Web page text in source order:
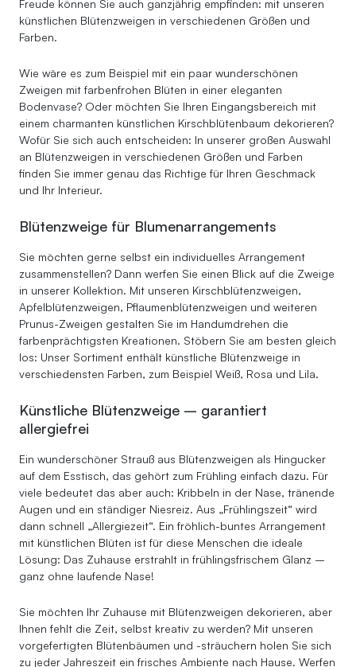
Freude können Sie auch ganzjährig empfinden: mit unseren
künstlichen Blütenzweigen in verschiedenen Größen und
Farben.
Wie wäre es zum Beispiel mit ein paar wunderschönen
Zweigen mit farbenfrohen Blüten in einer eleganten
Bodenvase? Oder möchten Sie Ihren Eingangsbereich mit
einem charmanten künstlichen Kirschblütenbaum dekorieren?
Wofür Sie sich auch entscheiden: In unserer großen Auswahl
an Blütenzweigen in verschiedenen Größen und Farben
finden Sie immer genau das Richtige für Ihren Geschmack
und Ihr Interieur.
Blütenzweige für Blumenarrangements
Sie möchten gerne selbst ein individuelles Arrangement
zusammenstellen? Dann werfen Sie einen Blick auf die Zweige
in unserer Kollektion. Mit unseren Kirschblütenzweigen,
Apfelblütenzweigen, Pflaumenblütenzweigen und weiteren
Prunus-Zweigen gestalten Sie im Handumdrehen die
farbenprächtigsten Kreationen. Stöbern Sie am besten gleich
los: Unser Sortiment enthält künstliche Blütenzweige in
verschiedensten Farben, zum Beispiel Weiß, Rosa und Lila.
Künstliche Blütenzweige – garantiert
allergiefrei
Ein wunderschöner Strauß aus Blütenzweigen als Hingucker
auf dem Esstisch, das gehört zum Frühling einfach dazu. Für
viele bedeutet das aber auch: Kribbeln in der Nase, tränende
Augen und ein ständiger Niesreiz. Aus „Frühlingszeit“ wird
dann schnell „Allergiezeit“. Ein fröhlich-buntes Arrangement
mit künstlichen Blüten ist für diese Menschen die ideale
Lösung: Das Zuhause erstrahlt in frühlingsfrischem Glanz –
ganz ohne laufende Nase!
Sie möchten Ihr Zuhause mit Blütenzweigen dekorieren, aber
Ihnen fehlt die Zeit, selbst kreativ zu werden? Mit unseren
vorgefertigten Blütenbäumen und -sträuchern holen Sie sich
zu jeder Jahreszeit ein frisches Ambiente nach Hause. Werfen